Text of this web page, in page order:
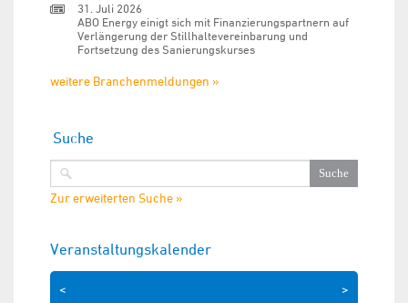
31. Juli 2026
ABO Energy einigt sich mit Finanzierungspartnern auf
Verlängerung der Stillhaltevereinbarung und
Fortsetzung des Sanierungskurses
weitere Branchenmeldungen »
Suche
Zur erweiterten Suche »
Veranstaltungskalender
>
<